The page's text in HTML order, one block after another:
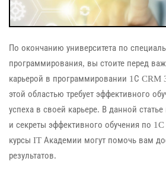
По окончанию университета по
программирования, вы стоите перед
карьерой в программировании 1С CRM
этой областью требует эффективного
успеха в своей карьере. В данной
и секреты эффективного обучения по
курсы IT Академии могут помочь вам
результатов.